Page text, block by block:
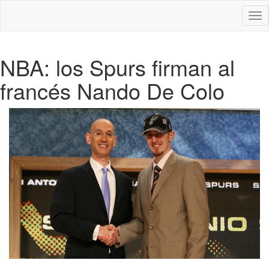
NBA: los Spurs firman al
francés Nando De Colo